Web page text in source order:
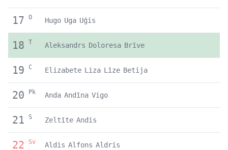
17 O Hugo Uga Uģis
18 T Aleksandrs Doloresa Brīve
19 C Elizabete Liza Līze Betija
20 Pk Anda Andīna Vigo
21 S Zeltīte Andis
22 Sv Aldis Alfons Aldris